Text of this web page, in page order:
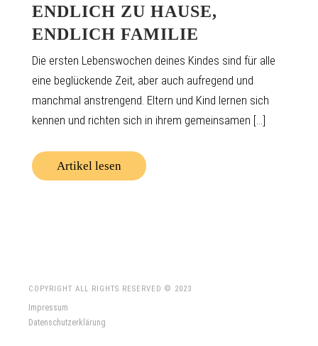
ENDLICH ZU HAUSE,
ENDLICH FAMILIE
Die ersten Lebenswochen deines Kindes sind für alle
eine beglückende Zeit, aber auch aufregend und
manchmal anstrengend. Eltern und Kind lernen sich
kennen und richten sich in ihrem gemeinsamen [...]
Artikel lesen
COPYRIGHT ALL RIGHTS RESERVED © 2023
Impressum
Datenschutzerklärung